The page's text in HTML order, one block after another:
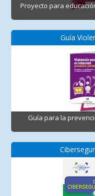
Proyecto para
Guía
Guía para la